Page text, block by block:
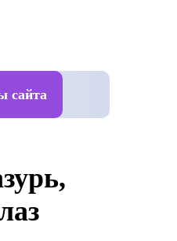
сайта